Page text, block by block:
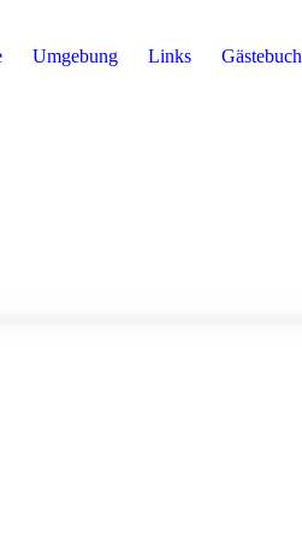
Umgebung Links Gästebuch